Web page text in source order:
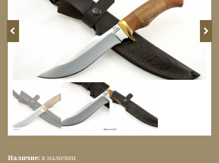
Наличие: в наличии